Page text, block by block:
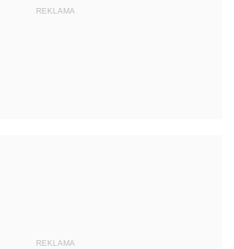
REKLAMA
REKLAMA